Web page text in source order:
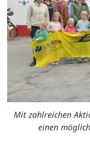
Mit zahlreichen
einen